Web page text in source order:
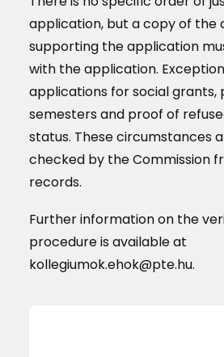
application, but a copy of the
supporting the application
with the application.
applications for social grants,
semesters and proof of
status. These circumstances
checked by the Commission
records.
Further information on the
procedure is available at
kollegiumok.ehok@pte.hu.